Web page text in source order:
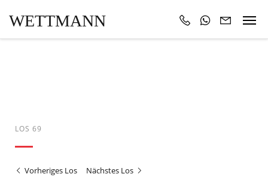
WETTMANN
LOS 69
Vorheriges Los Nächstes Los